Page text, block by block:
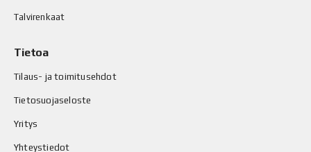
Talvirenkaat
Tietoa
Tilaus- ja toimitusehdot
Tietosuojaseloste
Yritys
Yhteystiedot